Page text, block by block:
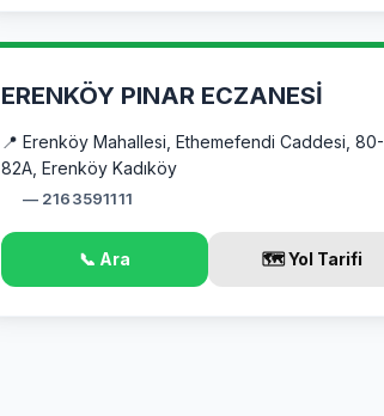
ERENKÖY PINAR ECZANESİ
📍 Erenköy Mahallesi, Ethemefendi Caddesi, 80-
82A, Erenköy Kadıköy
— 2163591111
📞 Ara 🗺️ Yol Tarifi